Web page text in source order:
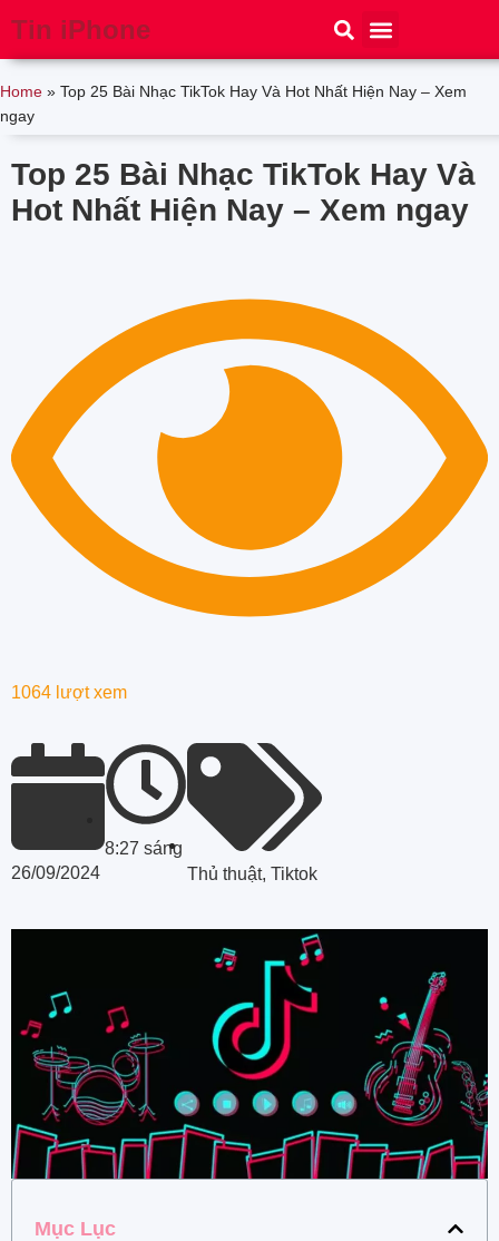
Tin iPhone
Home » Top 25 Bài Nhạc TikTok Hay Và Hot Nhất Hiện Nay – Xem
ngay
Top 25 Bài Nhạc TikTok Hay Và
Hot Nhất Hiện Nay – Xem ngay
1064 lượt xem
26/09/2024
8:27 sáng
Thủ thuật, Tiktok
Mục Lục